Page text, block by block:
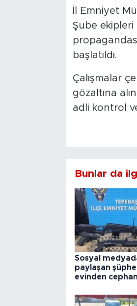
İl Emniyet
Şube
başlatıldı.
Çalışmalar
gözaltına
adli kontrol ve
Bunlar da
Sosyal
paylaşan
evinden